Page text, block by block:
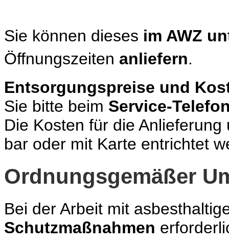
Sie können dieses im AWZ
Öffnungszeiten anliefern.
Entsorgungspreise und
Sie bitte beim Service-
Die Kosten für die
bar oder mit Karte entrichtet
Ordnungsgemäßer
Bei der Arbeit mit
Schutzmaßnahmen